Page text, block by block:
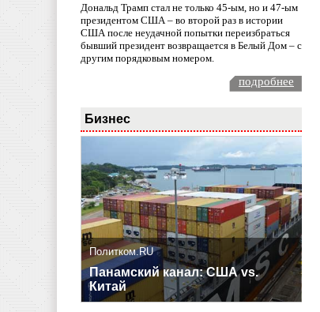
Дональд Трамп стал не только 45-ым, но и 47-ым
президентом США – во второй раз в истории
США после неудачной попытки переизбраться
бывший президент возвращается в Белый Дом – с
другим порядковым номером.
подробнее
Бизнес
Политком.RU
Панамский канал: США vs.
Китай